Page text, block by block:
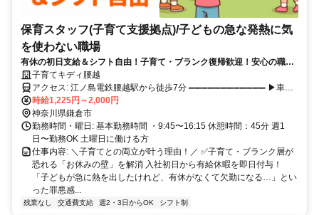
保育スタッフ(子育て支援拠点)/子どもの急な発熱に気
を使わない職場
有休の初日支給＆シフト自由！子育て・ブランク復帰歓迎！安心の職場
です◎
子育てキディ腰越
アクセス: 江ノ島電鉄腰越駅から徒歩7分 ════════════ ▶車・
バイク通勤OK（無料駐車場あり） ※ガソリン代支給（距離40キロで
最大2万円） ▶交通費実費支給（上限20,000円／月）
時給1,225円～2,000円
神奈川県鎌倉市
勤務時間・曜日: 基本勤務時間 ・9:45〜16:15 休憩時間：45分 週1
日〜勤務OK 土曜日に働ける方
仕事内容: ＼子育てとの両立が叶う理由！／ ✅子育て・ブランク層が
恐れる「お休みの壁」を解消 入社初日から有給休暇を即日付与！
「子どもが急に熱を出したけれど、有休がなくて欠勤になる…」とい
った罪悪感...
残業なし 交通費支給 週2・3日からOK シフト制